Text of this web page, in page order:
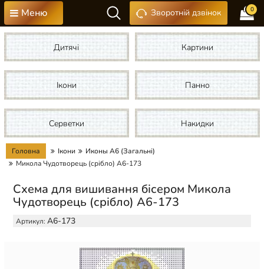
Меню Зворотній дзвінок 0
Дитячі Картини
Ікони Панно
Серветки Накидки
Головна Ікони
Иконы А6 (Загальні)
Микола Чудотворець (срібло) А6-173
Схема для вишивання бісером Микола
Чудотворець (срібло) А6-173
Артикул: А6-173